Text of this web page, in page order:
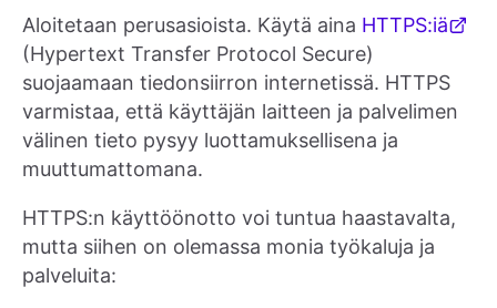
Aloitetaan perusasioista. Käytä aina HTTPS:iä
(Hypertext Transfer Protocol Secure)
suojaamaan tiedonsiirron internetissä. HTTPS
varmistaa, että käyttäjän laitteen ja palvelimen
välinen tieto pysyy luottamuksellisena ja
muuttumattomana.
HTTPS:n käyttöönotto voi tuntua haastavalta,
mutta siihen on olemassa monia työkaluja ja
palveluita: